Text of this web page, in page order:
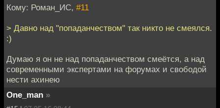
Кому: Роман_ИС, #11
> Давно над "попаданчеством" так никто не смеялся.
:)
Думаю я он не над попаданчеством смеётся, а над
современными экспертами на форумах и свободой
нести ахинею
One_man »